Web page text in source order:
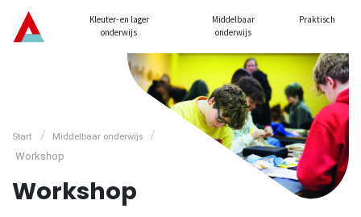
Kleuter- en lager
onderwijs
Middelbaar
onderwijs
Praktisch
Start / Middelbaar onderwijs /
Workshop
Workshop